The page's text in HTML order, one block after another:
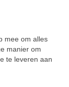
mee om alles
manier om
te leveren aan